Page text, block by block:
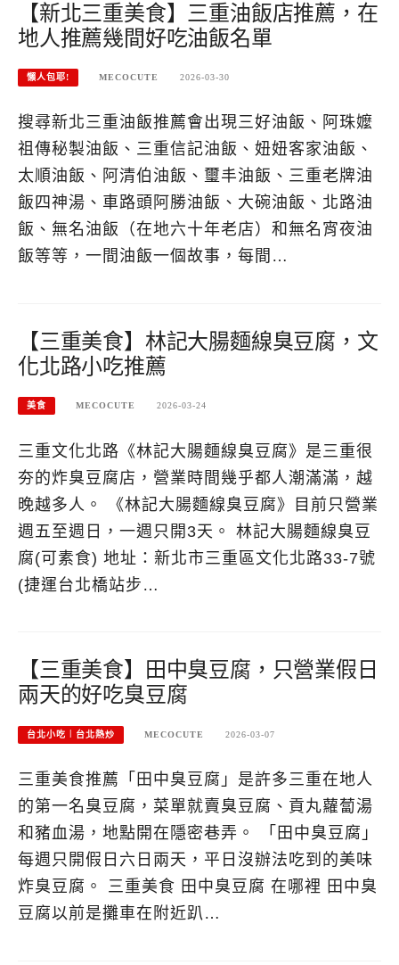
【新北三重美食】三重油飯店推薦，在
地人推薦幾間好吃油飯名單
懶人包耶! MECOCUTE 2026-03-30
搜尋新北三重油飯推薦會出現三好油飯、阿珠嬤
祖傳秘製油飯、三重信記油飯、妞妞客家油飯、
太順油飯、阿清伯油飯、璽丰油飯、三重老牌油
飯四神湯、車路頭阿勝油飯、大碗油飯、北路油
飯、無名油飯（在地六十年老店）和無名宵夜油
飯等等，一間油飯一個故事，每間…
【三重美食】林記大腸麵線臭豆腐，文
化北路小吃推薦
美食 MECOCUTE 2026-03-24
三重文化北路《林記大腸麵線臭豆腐》是三重很
夯的炸臭豆腐店，營業時間幾乎都人潮滿滿，越
晚越多人。 《林記大腸麵線臭豆腐》目前只營業
週五至週日，一週只開3天。 林記大腸麵線臭豆
腐(可素食) 地址：新北市三重區文化北路33-7號
(捷運台北橋站步…
【三重美食】田中臭豆腐，只營業假日
兩天的好吃臭豆腐
台北小吃︱台北熱炒 MECOCUTE 2026-03-07
三重美食推薦「田中臭豆腐」是許多三重在地人
的第一名臭豆腐，菜單就賣臭豆腐、貢丸蘿蔔湯
和豬血湯，地點開在隱密巷弄。 「田中臭豆腐」
每週只開假日六日兩天，平日沒辦法吃到的美味
炸臭豆腐。 三重美食 田中臭豆腐 在哪裡 田中臭
豆腐以前是攤車在附近趴…